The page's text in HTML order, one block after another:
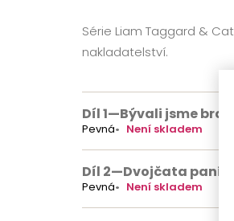
Série Liam Taggard &
nakladatelství.
Díl 1—Bývali jsme bratři
Pevná Není skladem
Díl 2—Dvojčata paní
Pevná Není skladem